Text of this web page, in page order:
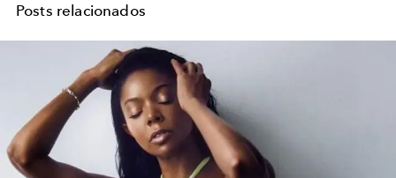
Posts relacionados